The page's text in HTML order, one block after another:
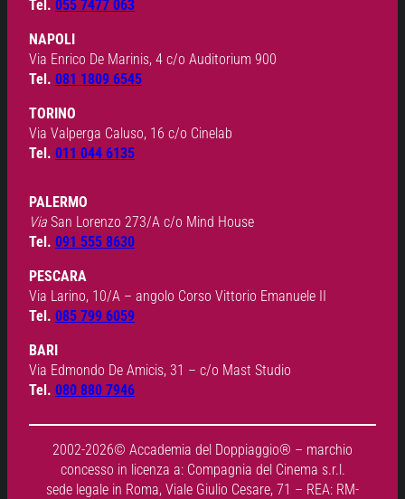
Tel. 055 7477 063
NAPOLI
Via Enrico De Marinis, 4 c/o Auditorium 900
Tel. 081 1809 6545
TORINO
Via Valperga Caluso, 16 c/o Cinelab
Tel. 011 044 6135
PALERMO
Via San Lorenzo 273/A c/o Mind House
Tel. 091 555 8630
PESCARA
Via Larino, 10/A – angolo Corso Vittorio Emanuele II
Tel. 085 799 6059
BARI
Via Edmondo De Amicis, 31 – c/o Mast Studio
Tel. 080 880 7946
2002-2026© Accademia del Doppiaggio® – marchio
concesso in licenza a: Compagnia del Cinema s.r.l.
sede legale in Roma, Viale Giulio Cesare, 71 – REA: RM-